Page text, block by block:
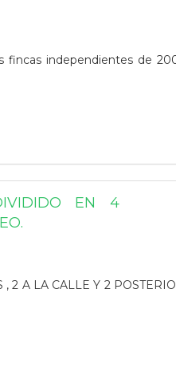
fincas independientes de
EN 4
2 A LA CALLE Y 2